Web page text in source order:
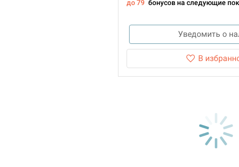
до 79 бонусов на следующие
Уведомить о
В